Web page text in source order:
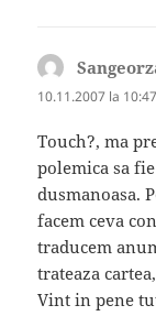
10.11.2007 la 10:47
Touch?, ma
polemica sa
dusmanoasa.
facem ceva
traducem
trateaza
Vint in pene